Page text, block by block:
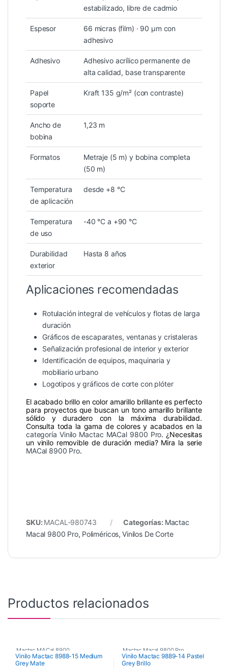
estabilizado, libre de cadmio
Espesor
66 micras (film) · 90 µm con
adhesivo
Adhesivo
Adhesivo acrílico permanente de
alta calidad, base transparente
Papel
soporte
Kraft 135 g/m² (con contraste)
Ancho de
bobina
1,23 m
Formatos
Metraje (5 m) y bobina completa
(50 m)
Temperatura
de aplicación
desde +8 °C
Temperatura
de uso
-40 °C a +90 °C
Durabilidad
exterior
Hasta 8 años
Aplicaciones recomendadas
Rotulación integral de vehículos y flotas de larga
duración
Gráficos de escaparates, ventanas y cristaleras
Señalización profesional de interior y exterior
Identificación de equipos, maquinaria y
mobiliario urbano
Logotipos y gráficos de corte con plóter
El acabado brillo en color amarillo brillante es perfecto
para proyectos que buscan un tono amarillo brillante
sólido y duradero con la máxima durabilidad.
Consulta toda la gama de colores y acabados en la
categoría Vinilo Mactac MACal 9800 Pro. ¿Necesitas
un vinilo removible de duración media? Mira la serie
MACal 8900 Pro.
SKU: MACAL-980743 Categorías: Mactac
Macal 9800 Pro, Poliméricos, Vinilos De Corte
Productos relacionados
Mactac MACal 8900
Monoméricos
Vinilo Mactac 8988-15 Medium
Grey Mate
Mactac Macal 9800 Pro
Poliméricos
Vinilo Mactac 9889-14 Pastel
Grey Brillo